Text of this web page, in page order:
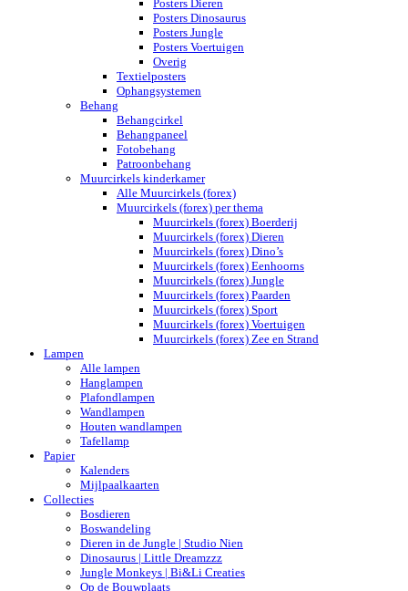
Posters Dieren
Posters Dinosaurus
Posters Jungle
Posters Voertuigen
Overig
Textielposters
Ophangsystemen
Behang
Behangcirkel
Behangpaneel
Fotobehang
Patroonbehang
Muurcirkels kinderkamer
Alle Muurcirkels (forex)
Muurcirkels (forex) per thema
Muurcirkels (forex) Boerderij
Muurcirkels (forex) Dieren
Muurcirkels (forex) Dino’s
Muurcirkels (forex) Eenhoorns
Muurcirkels (forex) Jungle
Muurcirkels (forex) Paarden
Muurcirkels (forex) Sport
Muurcirkels (forex) Voertuigen
Muurcirkels (forex) Zee en Strand
Lampen
Alle lampen
Hanglampen
Plafondlampen
Wandlampen
Houten wandlampen
Tafellamp
Papier
Kalenders
Mijlpaalkaarten
Collecties
Bosdieren
Boswandeling
Dieren in de Jungle | Studio Nien
Dinosaurus | Little Dreamzzz
Jungle Monkeys | Bi&Li Creaties
Op de Bouwplaats